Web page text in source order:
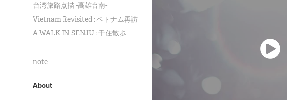
台湾旅路点描 -高雄台南-
Vietnam Revisited : ベトナム再訪
A WALK IN SENJU : 千住散歩
note
About